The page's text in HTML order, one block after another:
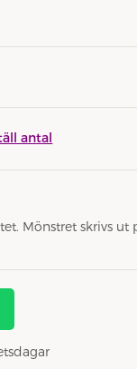
antal
Mönstret skrivs ut